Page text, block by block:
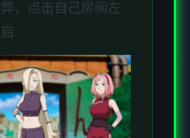
，点击自己房间左